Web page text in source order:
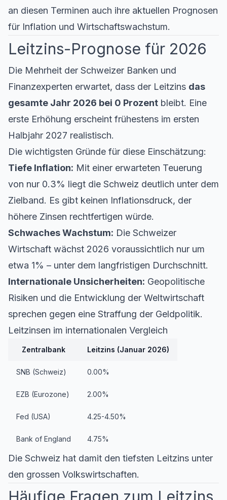
an diesen Terminen auch ihre aktuellen Prognosen
für Inflation und Wirtschaftswachstum.
Leitzins-Prognose für 2026
Die Mehrheit der Schweizer Banken und
Finanzexperten erwartet, dass der Leitzins das
gesamte Jahr 2026 bei 0 Prozent bleibt. Eine
erste Erhöhung erscheint frühestens im ersten
Halbjahr 2027 realistisch.
Die wichtigsten Gründe für diese Einschätzung:
Tiefe Inflation: Mit einer erwarteten Teuerung
von nur 0.3% liegt die Schweiz deutlich unter dem
Zielband. Es gibt keinen Inflationsdruck, der
höhere Zinsen rechtfertigen würde.
Schwaches Wachstum: Die Schweizer
Wirtschaft wächst 2026 voraussichtlich nur um
etwa 1% – unter dem langfristigen Durchschnitt.
Internationale Unsicherheiten: Geopolitische
Risiken und die Entwicklung der Weltwirtschaft
sprechen gegen eine Straffung der Geldpolitik.
Leitzinsen im internationalen Vergleich
Zentralbank Leitzins (Januar 2026)
SNB (Schweiz) 0.00%
EZB (Eurozone) 2.00%
Fed (USA) 4.25-4.50%
Bank of England 4.75%
Die Schweiz hat damit den tiefsten Leitzins unter
den grossen Volkswirtschaften.